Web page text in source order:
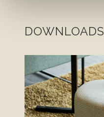
DOWNLOADS